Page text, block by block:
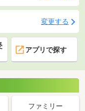
変更する
アプリで探す
ファミリー